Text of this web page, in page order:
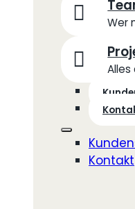
Wer
Alles
Kontakt